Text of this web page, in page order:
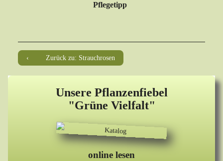
Unsere Pflanzenfiebel
"Grüne Vielfalt"
online lesen
Pflegetipp
Zurück zu: Strauchrosen